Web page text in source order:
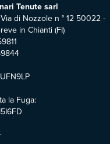
Tenute sarl
di Nozzole n ° 12 50022 -
in Chianti (FI)
la Fuga: